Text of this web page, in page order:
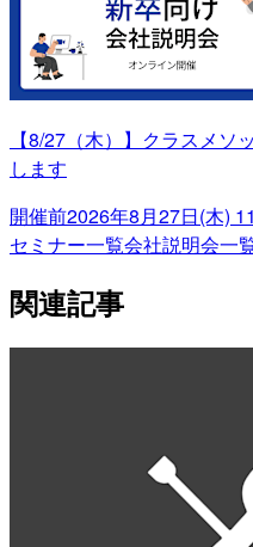
【8/27（木）】クラスメ
します
開催前2026年8月27日(木)
セミナー一覧会社説明会一
関連記事